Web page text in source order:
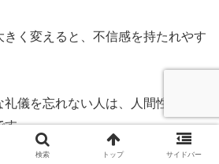
く変えると、不信感を持たれやす
儀を忘れない人は、人間性が温か
す。
検索 トップ サイドバー